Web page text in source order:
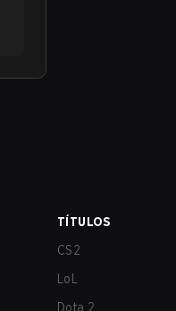
TÍTULOS
CS2
LoL
Dota 2